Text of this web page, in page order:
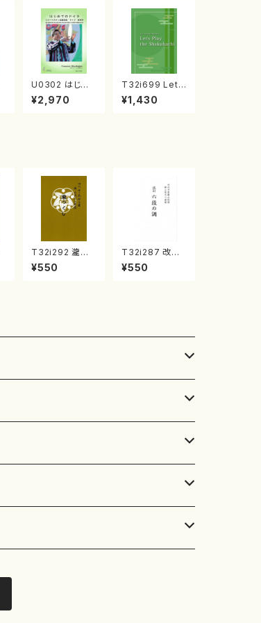
U0302 はじめ
てのドイラ（ウズ
ベキスタン・ドイ
¥2,970
T32i699 Let's
Play the Shak
uhachi（教則
¥1,430
T32i292 瀧づく
し（尺八/小野村
検校/楽譜）都山
¥550
T32i287 改訂
六段の調（尺八/
八橋検校/楽譜）
¥550